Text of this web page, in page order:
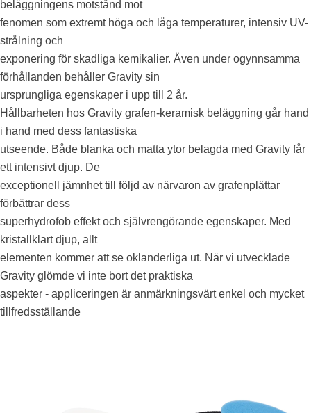
beläggningens motstånd mot
fenomen som extremt höga och låga temperaturer, intensiv UV-
strålning och
exponering för skadliga kemikalier. Även under ogynnsamma
förhållanden behåller Gravity sin
ursprungliga egenskaper i upp till 2 år.
Hållbarheten hos Gravity grafen-keramisk beläggning går hand
i hand med dess fantastiska
utseende. Både blanka och matta ytor belagda med Gravity får
ett intensivt djup. De
exceptionell jämnhet till följd av närvaron av grafenplättar
förbättrar dess
superhydrofob effekt och självrengörande egenskaper. Med
kristallklart djup, allt
elementen kommer att se oklanderliga ut. När vi utvecklade
Gravity glömde vi inte bort det praktiska
aspekter - appliceringen är anmärkningsvärt enkel och mycket
tillfredsställande